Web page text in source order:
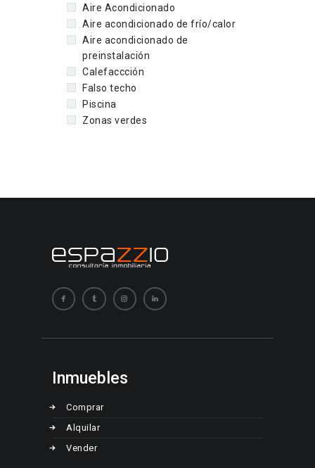
Aire Acondicionado
Aire acondicionado de frío/calor
Aire acondicionado de
preinstalación
Calefaccción
Falso techo
Piscina
Zonas verdes
Inmuebles
Comprar
Alquilar
Vender